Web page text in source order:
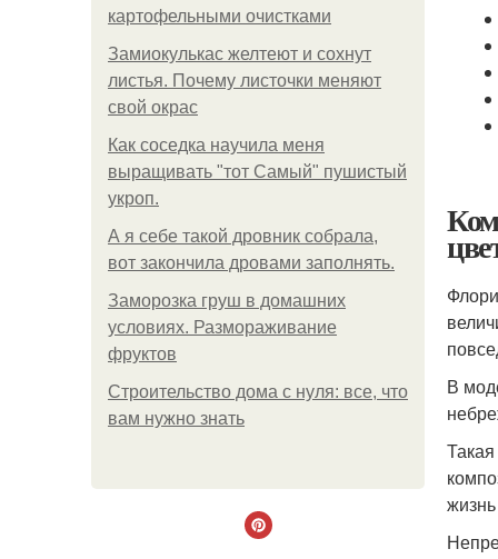
картофельными очистками
Замиокулькас желтеют и сохнут
листья. Почему листочки меняют
свой окрас
Как соседка научила меня
выращивать "тот Самый" пушистый
укроп.
А я себе такой дровник собрала,
вот закончила дровами заполнять.
Заморозка груш в домашних
условиях. Размораживание
фруктов
Строительство дома с нуля: все, что
вам нужно знать
В